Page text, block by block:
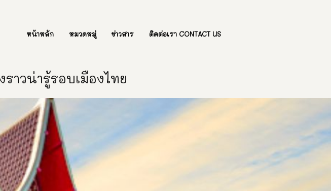
หน้าหลัก หมวดหมู่ ข่าวสาร ติดต่อเรา CONTACT US
าวน่ารู้รอบเมืองไทย